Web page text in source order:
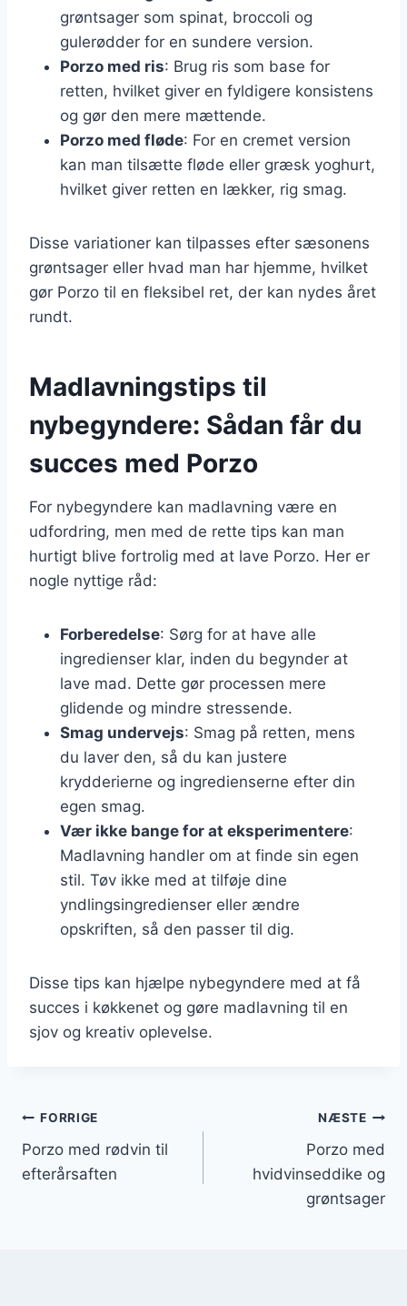
grøntsager som spinat, broccoli og
gulerødder for en sundere version.
Porzo med ris: Brug ris som base for
retten, hvilket giver en fyldigere konsistens
og gør den mere mættende.
Porzo med fløde: For en cremet version
kan man tilsætte fløde eller græsk yoghurt,
hvilket giver retten en lækker, rig smag.
Disse variationer kan tilpasses efter sæsonens
grøntsager eller hvad man har hjemme, hvilket
gør Porzo til en fleksibel ret, der kan nydes året
rundt.
Madlavningstips til
nybegyndere: Sådan får du
succes med Porzo
For nybegyndere kan madlavning være en
udfordring, men med de rette tips kan man
hurtigt blive fortrolig med at lave Porzo. Her er
nogle nyttige råd:
Forberedelse: Sørg for at have alle
ingredienser klar, inden du begynder at
lave mad. Dette gør processen mere
glidende og mindre stressende.
Smag undervejs: Smag på retten, mens
du laver den, så du kan justere
krydderierne og ingredienserne efter din
egen smag.
Vær ikke bange for at eksperimentere:
Madlavning handler om at finde sin egen
stil. Tøv ikke med at tilføje dine
yndlingsingredienser eller ændre
opskriften, så den passer til dig.
Disse tips kan hjælpe nybegyndere med at få
succes i køkkenet og gøre madlavning til en
sjov og kreativ oplevelse.
Indlægsnavigation
FORRIGE
Porzo med rødvin til
efterårsaften
NÆSTE
Porzo med
hvidvinseddike og
grøntsager